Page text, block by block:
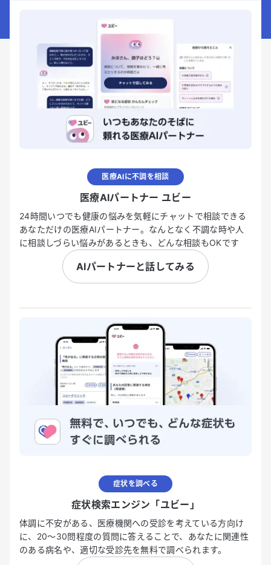
医療AIに不調を相談
医療AIパートナー ユビー
24時間いつでも健康の悩みを気軽にチャットで相談できる
あなただけの医療AIパートナー。なんとなく不調な時や人
に相談しづらい悩みがあるときも、どんな相談もOKです
AIパートナーと話してみる
症状を調べる
症状検索エンジン「ユビー」
体調に不安がある、医療機関への受診を考えている方向け
に、20〜30問程度の質問に答えることで、あなたに関連性
のある病名や、適切な受診先を無料で調べられます。